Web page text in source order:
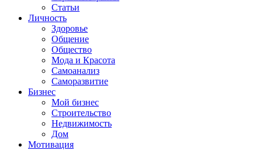
Статьи
Личность
Здоровье
Общение
Общество
Мода и Красота
Самоанализ
Саморазвитие
Бизнес
Мой бизнес
Строительство
Недвижимость
Дом
Мотивация